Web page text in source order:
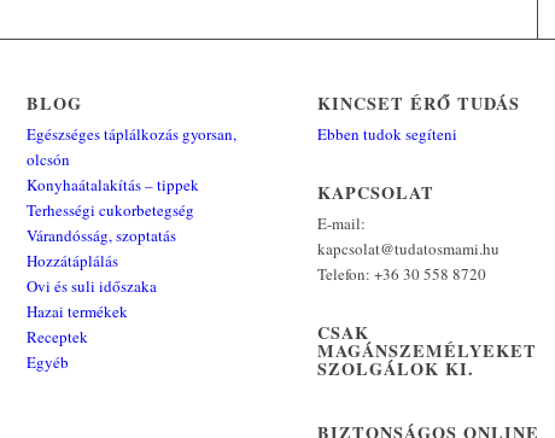
BLOG
Egészséges táplálkozás gyorsan,
olcsón
Konyhaátalakítás – tippek
Terhességi cukorbetegség
Várandósság, szoptatás
Hozzátáplálás
Ovi és suli időszaka
Hazai termékek
Receptek
Egyéb
KINCSET ÉRŐ TUDÁS
Ebben tudok segíteni
KAPCSOLAT
E-mail:
kapcsolat@tudatosmami.hu
Telefon: +36 30 558 8720
CSAK
MAGÁNSZEMÉLYEKET
SZOLGÁLOK KI.
BIZTONSÁGOS ONLINE